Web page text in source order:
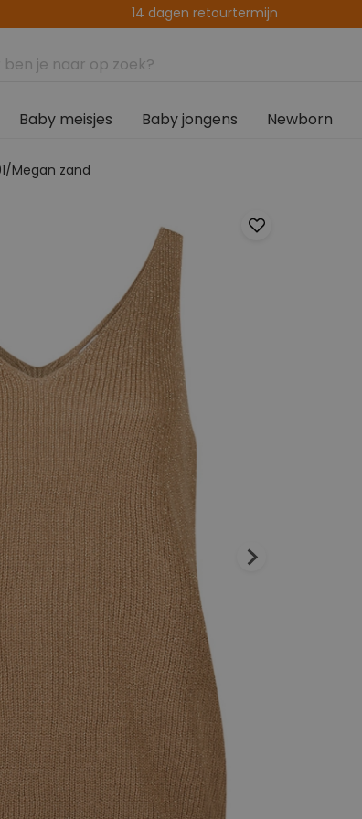
Gratis verzenden vanaf € 75,00
Baby meisjes Baby jongens Newborn
Megan zand